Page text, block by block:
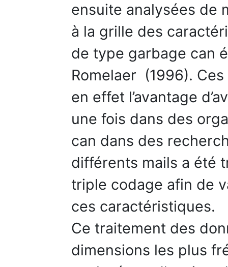
ensuite analysées de
à la grille des
de type garbage can
Romelaer (1996).
en effet l’avantage
une fois dans des
can dans des
différents mails a été
triple codage afin de
ces caractéristiques.
Ce traitement des
dimensions les plus